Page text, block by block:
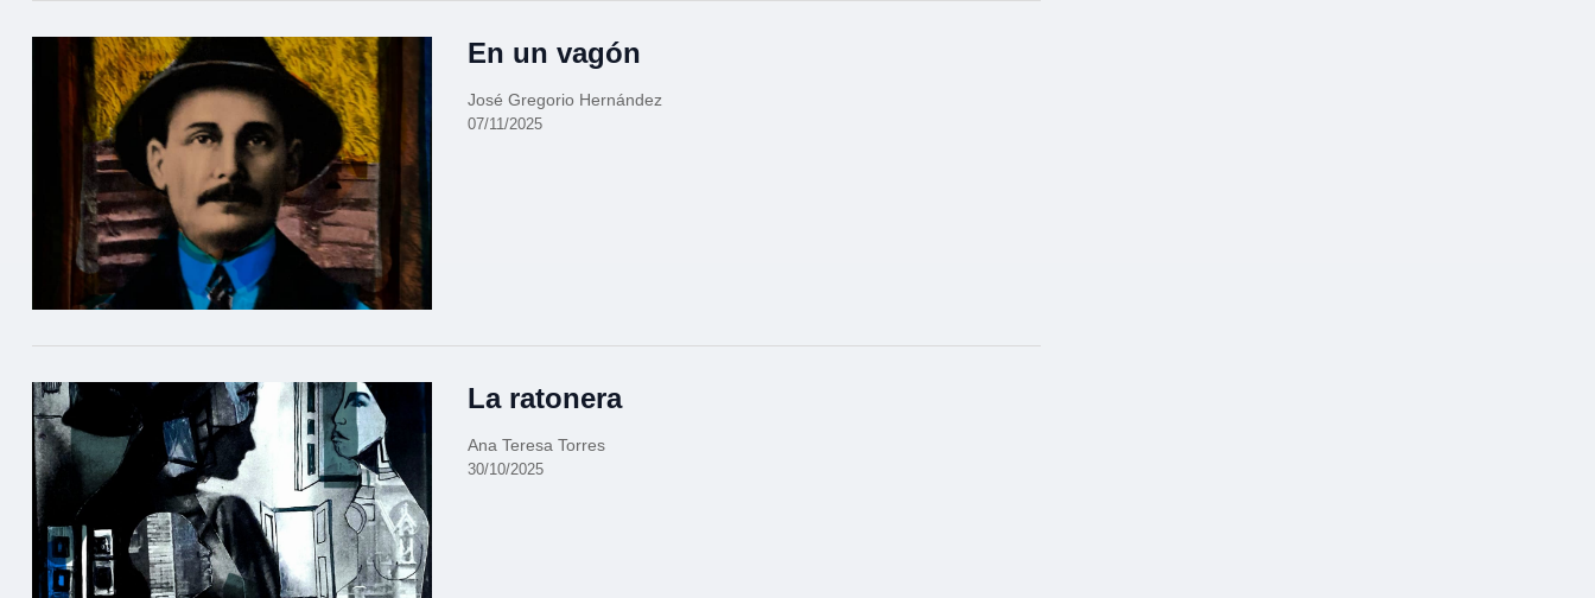
En un vagón
José Gregorio Hernández
07/11/2025
La ratonera
Ana Teresa Torres
30/10/2025